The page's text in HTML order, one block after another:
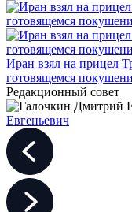
Иран взял на прицел
готовящемся
Редакционный совет
Евгеньевич